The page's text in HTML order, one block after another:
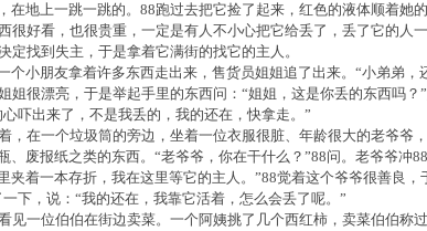
在地上一跳一跳的。88跑过去把它捡了起来，红色的液体顺着她
很好看，也很贵重，一定是有人不小心把它给丢了，丢了它的人
定找到失主，于是拿着它满街的找它的主人。
个小朋友拿着许多东西走出来，售货员姐姐追了出来。“小弟弟，
姐很漂亮，于是举起手里的东西问：“姐姐，这是你丢的东西吗？
吓出来了，不是我丢的，我的还在，快拿走。”
，在一个垃圾筒的旁边，坐着一位衣服很脏、年龄很大的老爷爷
、废报纸之类的东西。“老爷爷，你在干什么？”88问。老爷爷冲
夹着一本存折，我在这里等它的主人。”88觉着这个爷爷很善良
下，说：“我的还在，我靠它活着，怎么会丢了呢。”
见一位伯伯在街边卖菜。一个阿姨挑了几个西红柿，卖菜伯伯称